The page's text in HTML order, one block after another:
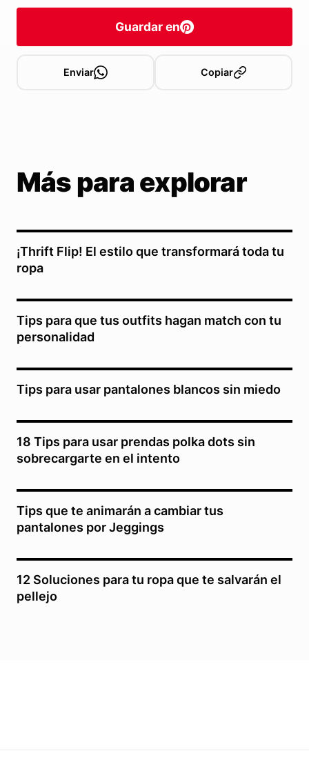
Guardar en
Enviar Copiar
Más para explorar
¡Thrift Flip! El estilo que transformará toda tu
ropa
Tips para que tus outfits hagan match con tu
personalidad
Tips para usar pantalones blancos sin miedo
18 Tips para usar prendas polka dots sin
sobrecargarte en el intento
Tips que te animarán a cambiar tus
pantalones por Jeggings
12 Soluciones para tu ropa que te salvarán el
pellejo